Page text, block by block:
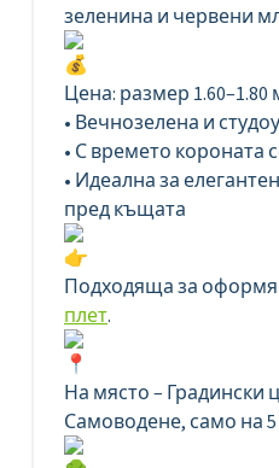
зеленина и червени
Цена: размер 1.60–1.80
• Вечнозелена и
• С времето короната
• Идеална за
пред къщата
Подходяща за
плет.
На място – Градински
Самоводене, само на